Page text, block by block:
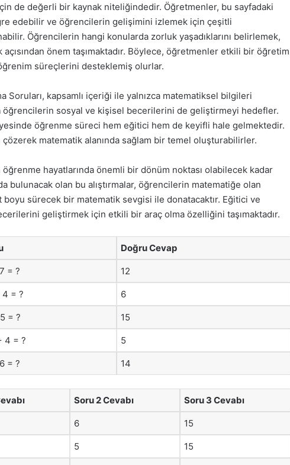
de değerli bir kaynak niteliğindedir. Öğretmenler, bu sayfadaki
edebilir ve öğrencilerin gelişimini izlemek için çeşitli
Öğrencilerin hangi konularda zorluk yaşadıklarını belirlemek,
önem taşımaktadır. Böylece, öğretmenler etkili bir öğretim
süreçlerini desteklemiş olurlar.
Soruları, kapsamlı içeriği ile yalnızca matematiksel bilgileri
öğrencilerin sosyal ve kişisel becerilerini de geliştirmeyi hedefler.
öğrenme süreci hem eğitici hem de keyifli hale gelmektedir.
matematik alanında sağlam bir temel oluşturabilirler.
hayatlarında önemli bir dönüm noktası olabilecek kadar
bulunacak olan bu alıştırmalar, öğrencilerin matematiğe olan
boyu sürecek bir matematik sevgisi ile donatacaktır. Eğitici ve
geliştirmek için etkili bir araç olma özelliğini taşımaktadır.
Doğru Cevap
= ? 12
4 = ? 6
= ? 15
4 = ? 5
= ? 14
Soru 2 Cevabı Soru 3 Cevabı
6 15
5 15